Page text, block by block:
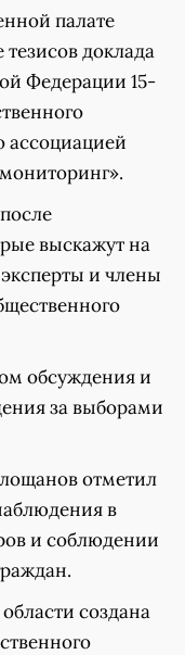
палате
доклада
Федерации 15-
ассоциацией
выскажут на
и члены
обсуждения и
за выборами
отметил
в
и соблюдении
создана